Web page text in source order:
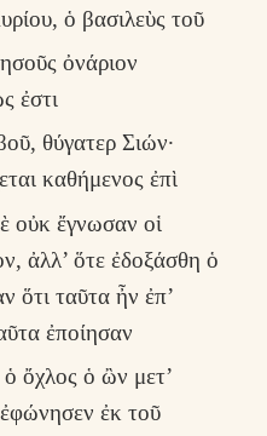
ὁ βασιλεὺς τοῦ
ὀνάριον
ἐστι
θύγατερ Σιών·
καθήμενος ἐπὶ
οὐκ ἔγνωσαν οἱ
ἀλλ’ ὅτε ἐδοξάσθη ὁ
ὅτι ταῦτα ἦν ἐπ’
ἐποίησαν
ὄχλος ὁ ὢν μετ’
ἐκ τοῦ